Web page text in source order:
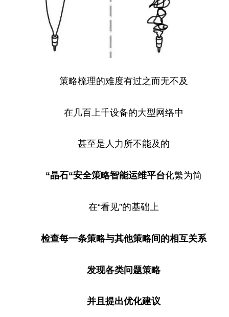
策略梳理的难度有过之而无不及
在几百上千设备的大型网络中
甚至是人力所不能及的
“晶石“安全策略智能运维平台化繁为简
在“看见”的基础上
检查每一条策略与其他策略间的相互关系
发现各类问题策略
并且提出优化建议